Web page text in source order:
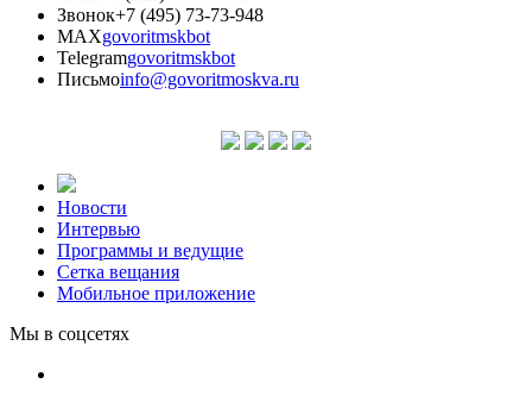
Звонок+7 (495) 73-73-948
MAXgovoritmskbot
Telegramgovoritmskbot
Письмоinfo@govoritmoskva.ru
Новости
Интервью
Программы и ведущие
Сетка вещания
Мобильное приложение
Мы в соцсетях